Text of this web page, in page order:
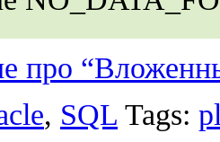
про
, SQL Tags: